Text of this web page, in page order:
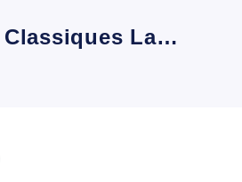
Classiques La…